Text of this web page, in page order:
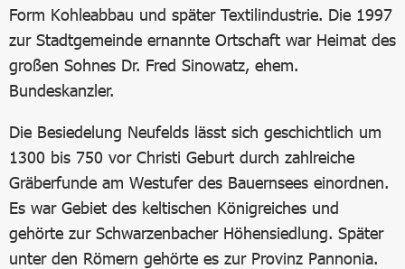
Form Kohleabbau und später Textilindustrie. Die 1997
zur Stadtgemeinde ernannte Ortschaft war Heimat des
großen Sohnes Dr. Fred Sinowatz, ehem.
Bundeskanzler.
Die Besiedelung Neufelds lässt sich geschichtlich um
1300 bis 750 vor Christi Geburt durch zahlreiche
Gräberfunde am Westufer des Bauernsees einordnen.
Es war Gebiet des keltischen Königreiches und
gehörte zur Schwarzenbacher Höhensiedlung. Später
unter den Römern gehörte es zur Provinz Pannonia.